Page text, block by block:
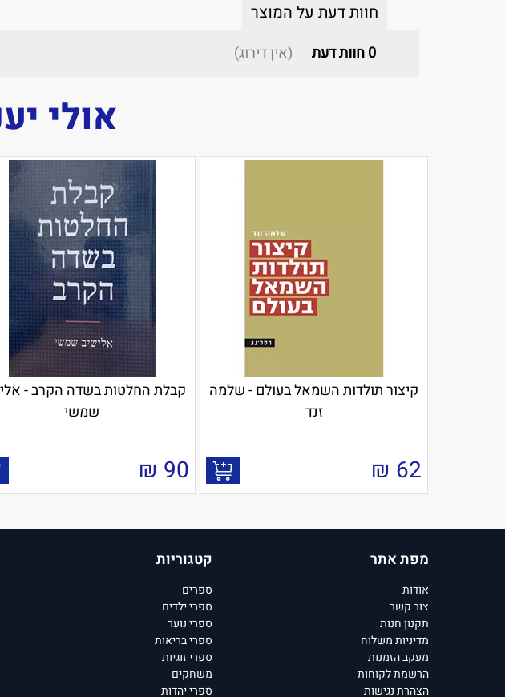
חוות דעת על המוצר
0חוות דעת (אין דירוג)
אולי
קיצור תולדות השמאל בעולם - שלמה
זנד
62
₪
קבלת החלטות בשדה הקרב -
שמשי
90
₪
מפת אתר
אודות
צור קשר
תקנון חנות
מדיניות משלוח
מעקב הזמנות
הרשמת לקוחות
הצהרת נגישות
קטגוריות
ספרים
ספרי ילדים
ספרי נוער
ספרי בריאות
ספרי זוגיות
משחקים
ספרי יהדות